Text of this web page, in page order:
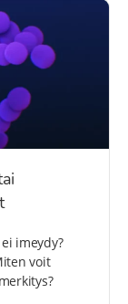
imeydy?
voit